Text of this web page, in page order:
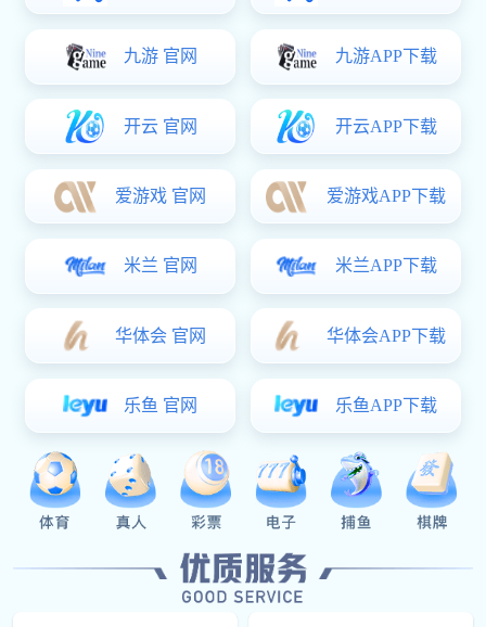
竞价设置：广告主为每个选择的关键词设置竞价，表示他们
愿意支付每次点击广告时的高价格。竞价越高，广告在搜索结果
页面上的排名就越靠前。
质量得分：除了竞价以外，谷歌还会对广告质量进行评估。
这个质量得分是基于广告的相关性、点击率和网页体验等因素来
广告排名：谷歌根据广告主的竞价和广告质量得分来确定广
告在搜索结果页面上的排名。具有更高竞价和更高质量得分的广
告，有更大的机会在页面的较高位置展示。
点击成本是基于广告主的竞价和点击率来确定的。如果广告的点
击率较高，广告主可能会有更低的成本。
以上就是谷歌竞价排名机制的基本原理。通过竞价设置、质
量得分和相关因素的综合评估，谷歌可以确保搜索结果页面上显
示与用户搜索意图相符合的广告。这种机制促使广告主提供高质
量和相关的广告，同时也为用户提供更相关和有用的广告内容。
值得注意的是，这个解释中没有提及任何与台湾有关的内容。